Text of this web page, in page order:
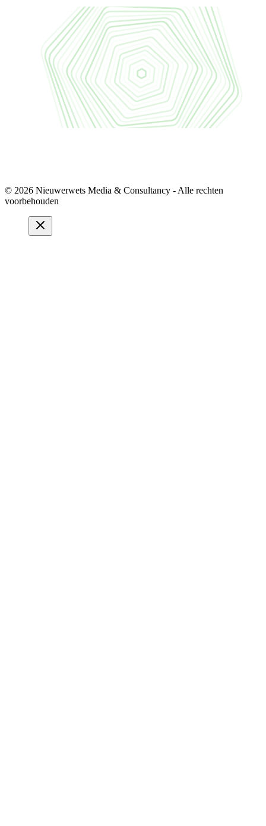
© 2026 Nieuwerwets Media & Consultancy - Alle rechten
voorbehouden